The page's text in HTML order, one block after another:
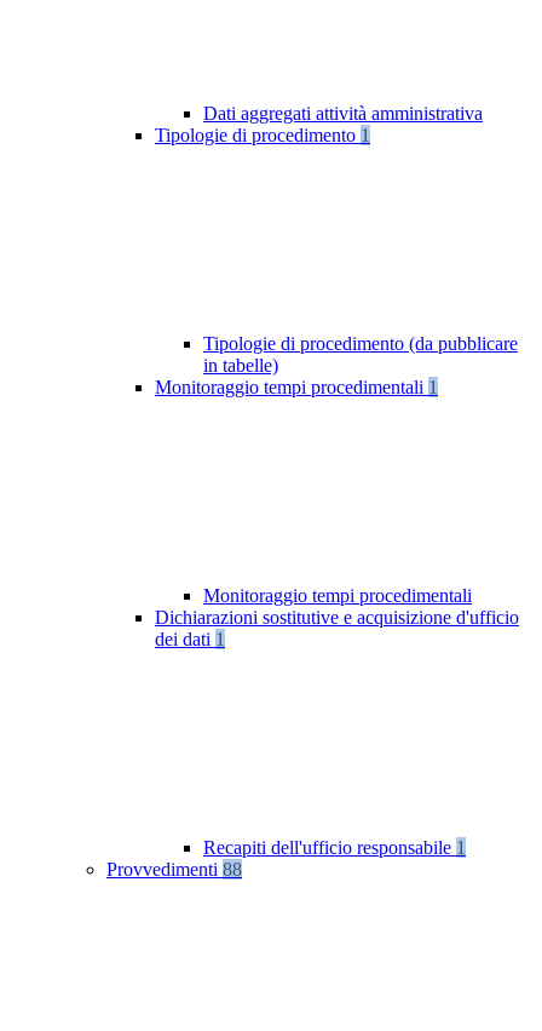
Dati aggregati attività amministrativa
Tipologie di procedimento 1
Tipologie di procedimento (da pubblicare
in tabelle)
Monitoraggio tempi procedimentali 1
Monitoraggio tempi procedimentali
Dichiarazioni sostitutive e acquisizione d'ufficio
dei dati 1
Recapiti dell'ufficio responsabile 1
Provvedimenti 88